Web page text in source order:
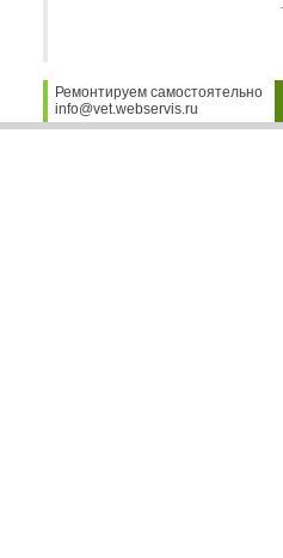
Ремонтируем самостоятельно
info@vet.webservis.ru